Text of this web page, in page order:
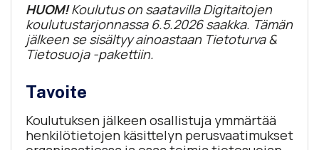
HUOM!Koulutus on saatavilla Digitaitojen
koulutustarjonnassa 6.5.2026 saakka. Tämän
jälkeen se sisältyy ainoastaan Tietoturva &
Tietosuoja -pakettiin.
Tavoite
Koulutuksen jälkeen osallistuja ymmärtää
henkilötietojen käsittelyn perusvaatimukset